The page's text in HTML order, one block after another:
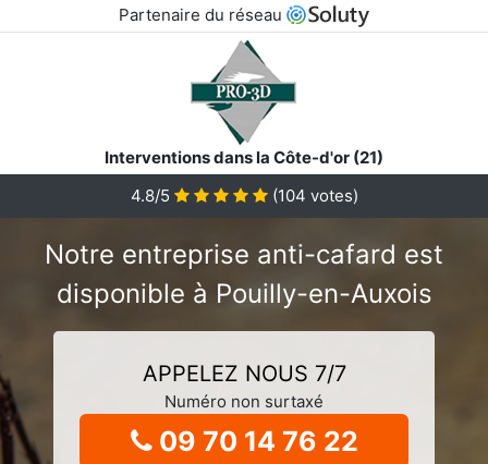
Partenaire du réseau
Interventions dans la Côte-d'or (21)
4.8/5
(104 votes)
Notre entreprise anti-cafard est
disponible à Pouilly-en-Auxois
APPELEZ NOUS 7/7
Numéro non surtaxé
09 70 14 76 22